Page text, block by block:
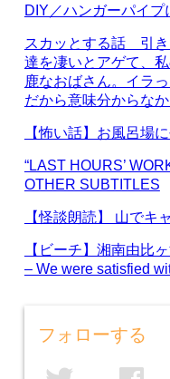
DIY／ハンガーパイプ
スカッとする話 引き
達を凄いとアゲて、
鹿なおばさん。イラ
だから意味分からな
【怖い話】お風呂場
“LAST HOURS’
OTHER SUBTITLES
【怪談朗読】 山で
【ビーチ】湘南由比
– We were satisfied
フォローする